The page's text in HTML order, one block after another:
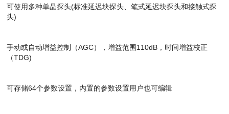
可使用多种单晶探头(标准延迟块探头、笔式延迟块探头和接触式探
头)
手动或自动增益控制（AGC），增益范围110dB，时间增益校正
（TDG)
可存储64个参数设置，内置的参数设置用户也可编辑